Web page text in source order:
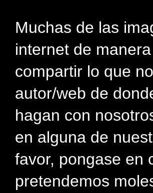
Muchas de las
internet de
compartir lo que
autor/web de
hagan con
en alguna de
favor, pongase en
pretendemos